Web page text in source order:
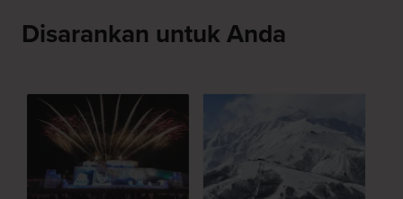
Disarankan untuk Anda